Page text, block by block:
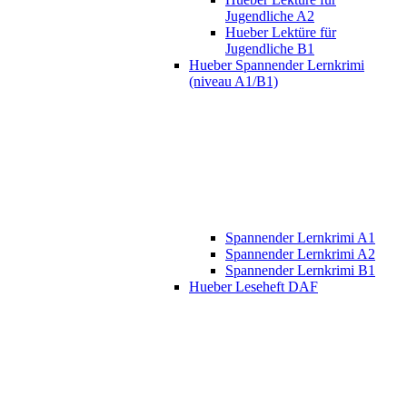
Jugendliche A2
Hueber Lektüre für
Jugendliche B1
Hueber Spannender Lernkrimi
(niveau A1/B1)
Spannender Lernkrimi A1
Spannender Lernkrimi A2
Spannender Lernkrimi B1
Hueber Leseheft DAF